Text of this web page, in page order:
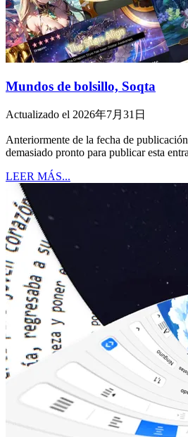
Mundos de bolsillo, Soqta
Actualizado el 2026年7月31日
Anteriormente de la fecha de
demasiado pronto para publicar esta
LEER MÁS...